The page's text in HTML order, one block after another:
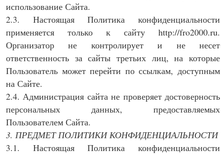
использование Сайта.
2.3. Настоящая Политика конфиденциальности
применяется только к сайту http://fro2000.ru.
Организатор не контролирует и не несет
ответственность за сайты третьих лиц, на которые
Пользователь может перейти по ссылкам, доступным
на Сайте.
2.4. Администрация сайта не проверяет достоверность
персональных данных, предоставляемых
Пользователем Сайта.
3. ПРЕДМЕТ ПОЛИТИКИ КОНФИДЕНЦИАЛЬНОСТИ
3.1. Настоящая Политика конфиденциальности